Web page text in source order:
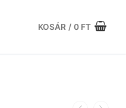
KOSÁR / 0 FT